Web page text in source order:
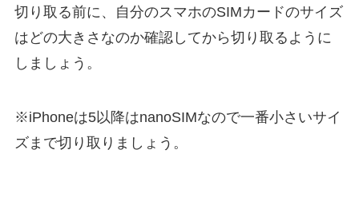
切り取る前に、自分のスマホのSIMカードのサイズ
はどの大きさなのか確認してから切り取るように
しましょう。
※iPhoneは5以降はnanoSIMなので一番小さいサイ
ズまで切り取りましょう。